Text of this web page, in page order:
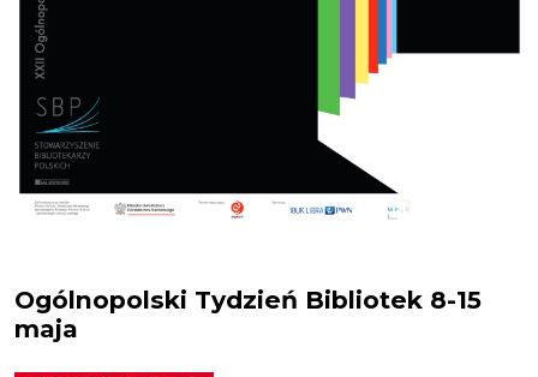
Ogólnopolski Tydzień Bibliotek 8-15
maja